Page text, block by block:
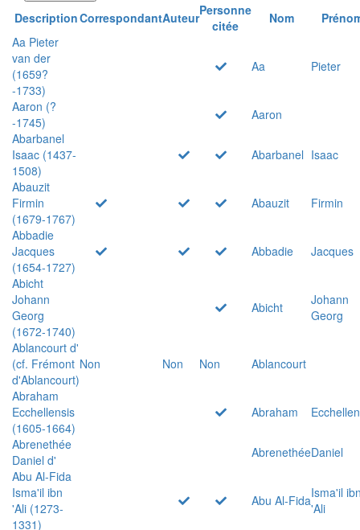
DescriptionCorrespondantAuteurPersonne
citée
Nom
Aa Pieter
van der
(1659?
-1733)
Aa Pieter
Aaron (?
-1745)
Aaron
Abarbanel
Isaac (1437-
1508)
Abarbanel Isaac
Abauzit
Firmin
(1679-1767)
Abauzit
Firmin
Abbadie
Jacques
(1654-1727)
Abbadie
Jacques
Abicht
Johann
Georg
(1672-1740)
Abicht
Johann
Georg
Ablancourt d'
(cf. Frémont
d'Ablancourt)
Non Non Non
Ablancourt
Abraham
Ecchellensis
(1605-1664)
Abraham
Abrenethée
Daniel d'
AbrenethéeDaniel
Abu Al-Fida
Isma'il ibn
'Ali (1273-
1331)
Abu Al-FidaIsma'il
'Ali